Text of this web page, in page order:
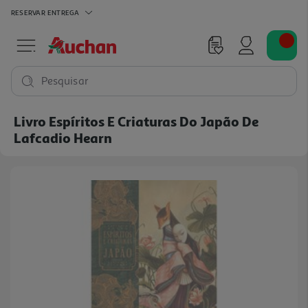
RESERVAR ENTREGA
Pesquisar
Livro Espíritos E Criaturas Do Japão De
Lafcadio Hearn